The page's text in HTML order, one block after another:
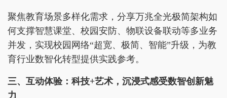
聚焦教育场景多样化需求，分享万兆全光极简架构如
何支撑智慧课堂、校园安防、物联设备联动等多业务
并发，实现校园网络“超宽、极简、智能”升级，为教
育行业数智化转型提供实践参考。
三、互动体验：科技+艺术，沉浸式感受数智创新魅
力